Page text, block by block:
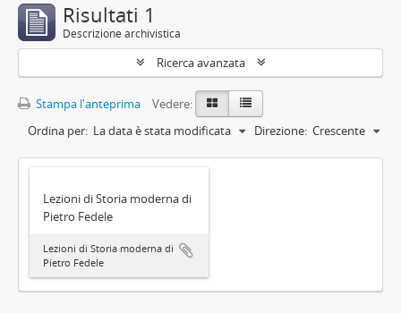
Risultati 1
Descrizione archivistica
Ricerca avanzata
Stampa l'anteprima
Vedere:
Ordina per: La data è stata modificata Direzione: Crescente
Lezioni di Storia moderna di
Pietro Fedele
Lezioni di Storia moderna di
Pietro Fedele